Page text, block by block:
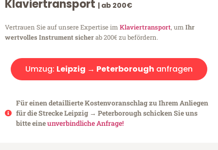
Klaviertransport | ab 200€
Vertrauen Sie auf unsere Expertise im Klaviertransport, um Ihr
wertvolles Instrument sicherab 200€ zu befördern.
Umzug: Leipzig → Peterborough anfragen
Für einen detaillierte Kostenvoranschlag zu Ihrem Anliegen
für die Strecke Leipzig → Peterborough schicken Sie uns
bitte eineunverbindliche Anfrage!